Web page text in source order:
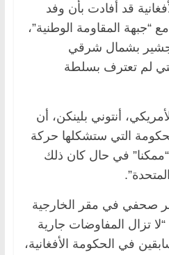
قد أفادت بأن وفد
“جبهة المقاومة الوطنية”،
بشمال شرقي
لم تعترف بسلطة
أنتوني بلينكن، أن
التي ستشكلها حركة
في حال كان ذلك
صحفي في مقر الخارجية
“لا تزال المفاوضات جارية
في الحكومة الأفغانية،